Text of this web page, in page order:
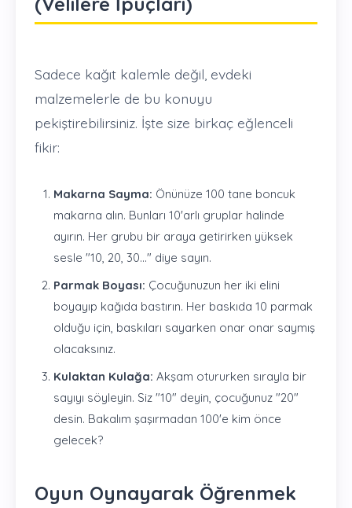
Sadece kağıt kalemle değil, evdeki
malzemelerle de bu konuyu
pekiştirebilirsiniz. İşte size birkaç eğlenceli
fikir:
Makarna Sayma: Önünüze 100 tane boncuk
makarna alın. Bunları 10'arlı gruplar halinde
ayırın. Her grubu bir araya getirirken yüksek
sesle "10, 20, 30..." diye sayın.
Parmak Boyası: Çocuğunuzun her iki elini
boyayıp kağıda bastırın. Her baskıda 10 parmak
olduğu için, baskıları sayarken onar onar saymış
olacaksınız.
Kulaktan Kulağa: Akşam otururken sırayla bir
sayıyı söyleyin. Siz "10" deyin, çocuğunuz "20"
desin. Bakalım şaşırmadan 100'e kim önce
gelecek?
Oyun Oynayarak Öğrenmek